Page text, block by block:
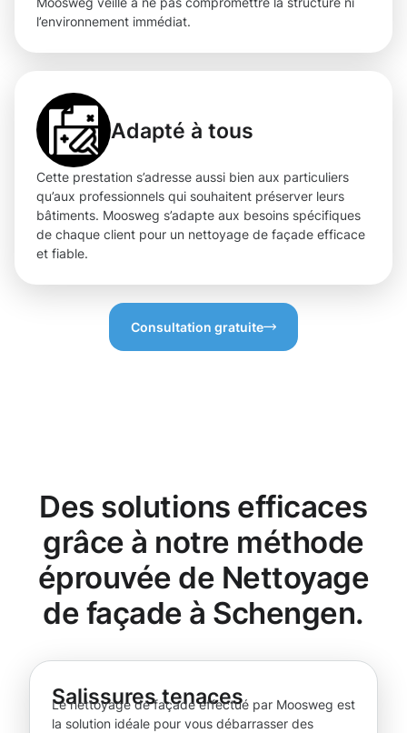
l’environnement immédiat.
Adapté à tous
Cette prestation s’adresse aussi bien aux particuliers
qu’aux professionnels qui souhaitent préserver leurs
bâtiments. Moosweg s’adapte aux besoins spécifiques
de chaque client pour un nettoyage de façade efficace
et fiable.
Consultation gratuite
Des solutions efficaces
grâce à notre méthode
éprouvée de Nettoyage
de façade à Schengen.
Salissures tenaces
Le nettoyage de façade effectué par Moosweg est
la solution idéale pour vous débarrasser des